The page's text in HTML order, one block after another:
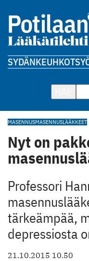
SYDÄNKEUHKOT
MASENNUSMASENNUSLÄÄKKEET
Nyt on
Professori
tärkeämpää,
depressiosta
21.10.2015 10.50